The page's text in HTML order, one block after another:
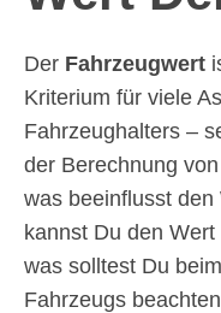
Der Fahrzeugwert
Kriterium für viele
Fahrzeughalters –
der Berechnung
was beeinflusst
kannst Du den
was solltest Du
Fahrzeugs